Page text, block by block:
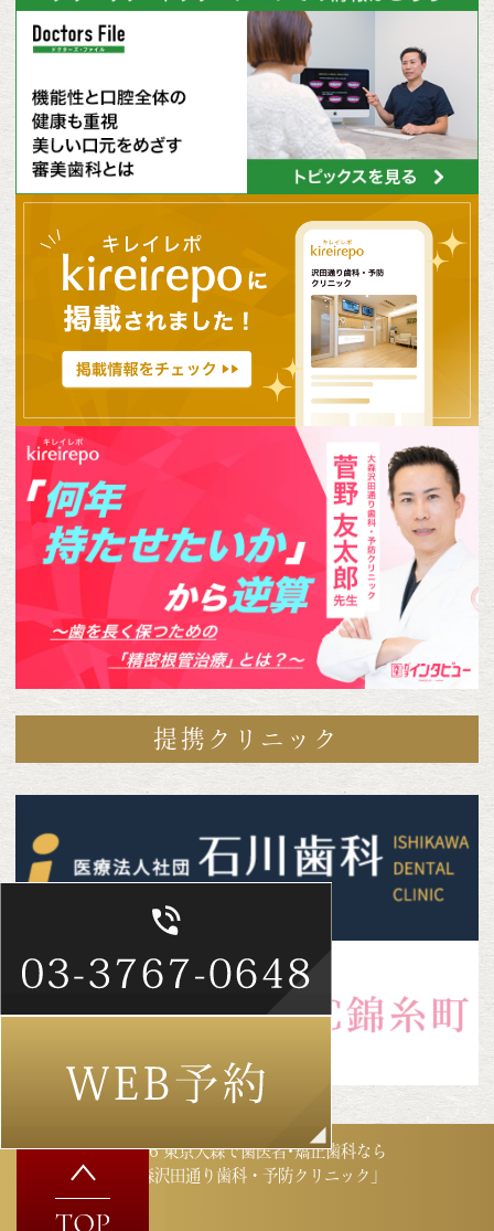
提携クリニック
©2026 東京大森で歯医者･矯正歯科なら
「大森沢田通り歯科・予防クリニック」